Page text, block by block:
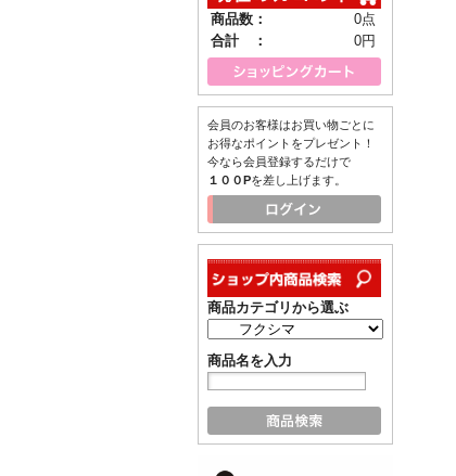
商品数：
0点
合計 ：
0円
会員のお客様はお買い物ごとに
お得なポイントをプレゼント！
今なら会員登録するだけで
１００Pを差し上げます。
商品カテゴリから選ぶ
商品名を入力